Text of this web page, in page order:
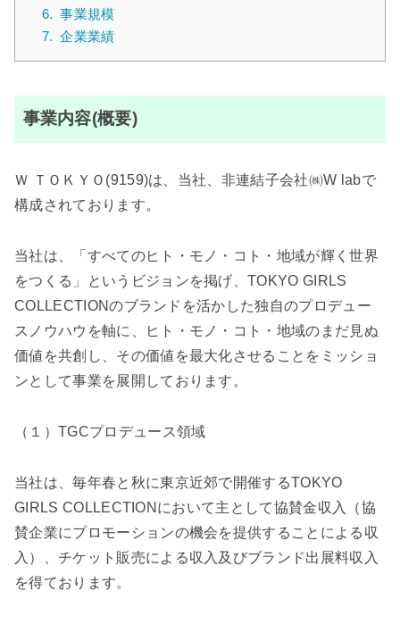
6. 事業規模
7. 企業業績
事業内容(概要)
Ｗ ＴＯＫＹＯ(9159)は、当社、非連結子会社㈱W labで
構成されております。
当社は、「すべてのヒト・モノ・コト・地域が輝く世界
をつくる」というビジョンを掲げ、TOKYO GIRLS
COLLECTIONのブランドを活かした独自のプロデュー
スノウハウを軸に、ヒト・モノ・コト・地域のまだ見ぬ
価値を共創し、その価値を最大化させることをミッショ
ンとして事業を展開しております。
（１）TGCプロデュース領域
当社は、毎年春と秋に東京近郊で開催するTOKYO
GIRLS COLLECTIONにおいて主として協賛金収入（協
賛企業にプロモーションの機会を提供することによる収
入）、チケット販売による収入及びブランド出展料収入
を得ております。